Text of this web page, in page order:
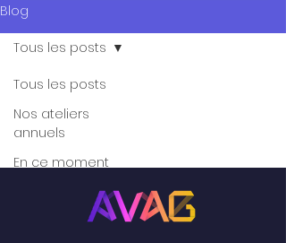
Blog
Tous les posts
Nos ateliers
annuels
En ce moment
Tous les posts